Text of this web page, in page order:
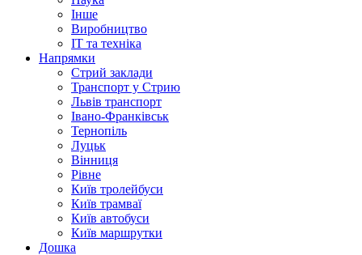
Інше
Виробництво
IT та техніка
Напрямки
Стрий заклади
Транспорт у Стрию
Львів транспорт
Івано-Франківськ
Тернопіль
Луцьк
Вінниця
Рівне
Київ тролейбуси
Київ трамваї
Київ автобуси
Київ маршрутки
Дошка